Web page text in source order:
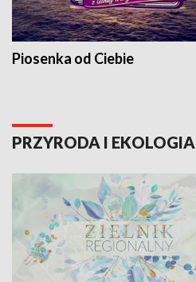
Piosenka od Ciebie
PRZYRODA I EKOLOGIA